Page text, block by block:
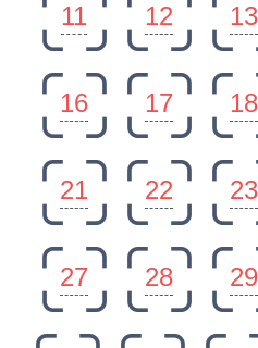
11 12 13
16 17 18
21 22 23
27 28 29